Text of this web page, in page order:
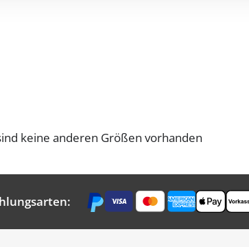
keine anderen Größen vorhanden